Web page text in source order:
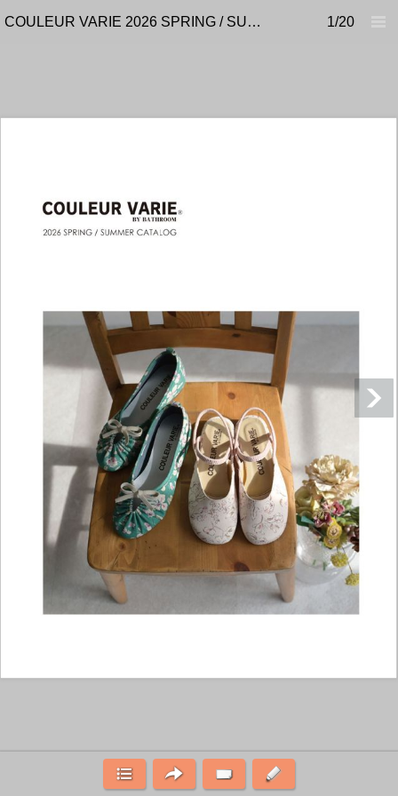
COULEUR VARIE 2026 SPRING / SUMMER CATALOG 1/20